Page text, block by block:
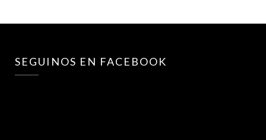
SEGUINOS EN FACEBOOK